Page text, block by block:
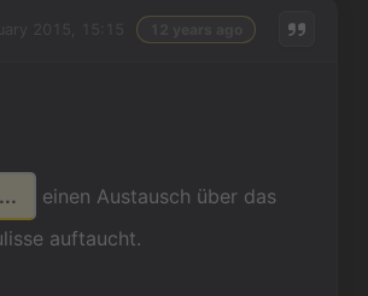
einen Austausch über das
auftaucht.